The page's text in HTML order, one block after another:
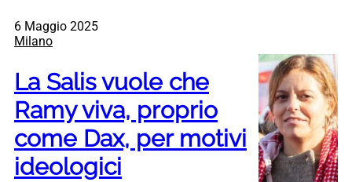
6 Maggio 2025
Milano
La Salis vuole che
Ramy viva, proprio
come Dax, per motivi
ideologici